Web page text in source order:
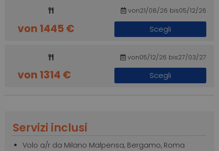
von21/08/26 bis05/12/26
von 1445 € Scegli
von05/12/26 bis27/03/27
von 1314 € Scegli
Servizi inclusi
Volo a/r da Milano Malpensa, Bergamo, Roma